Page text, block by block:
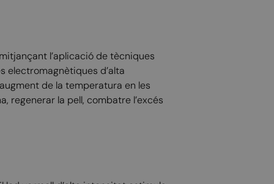
l’aplicació de tècniques
electromagnètiques d’alta
de la temperatura en les
regenerar la pell, combatre l’excés